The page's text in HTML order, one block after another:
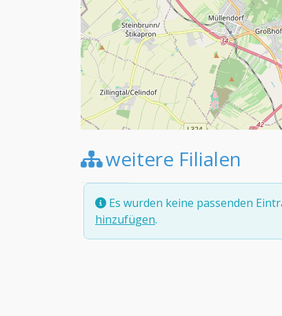
weitere Filialen
Es wurden keine passenden
hinzufügen.